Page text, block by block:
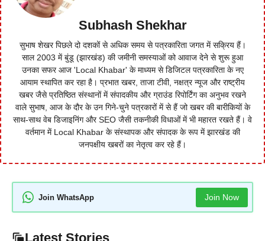
Subhash Shekhar
सुभाष शेखर पिछले दो दशकों से अधिक समय से पत्रकारिता जगत में सक्रिय हैं।
साल 2003 में बुंडू (झारखंड) की जमीनी समस्याओं को आवाज देने से शुरू हुआ
उनका सफर आज 'Local Khabar' के माध्यम से डिजिटल पत्रकारिता के नए
आयाम स्थापित कर रहा है। प्रभात खबर, ताजा टीवी, नक्षत्र न्यूज और राष्ट्रीय
खबर जैसे प्रतिष्ठित संस्थानों में संपादकीय और ग्राउंड रिपोर्टिंग का अनुभव रखने
वाले सुभाष, आज के दौर के उन गिने-चुने पत्रकारों में से हैं जो खबर की बारीकियों के
साथ-साथ वेब डिजाइनिंग और SEO जैसी तकनीकी विधाओं में भी महारत रखते हैं। वे
वर्तमान में Local Khabar के संस्थापक और संपादक के रूप में झारखंड की
जनपक्षीय खबरों का नेतृत्व कर रहे हैं।
Join WhatsApp Join Now
Latest Stories